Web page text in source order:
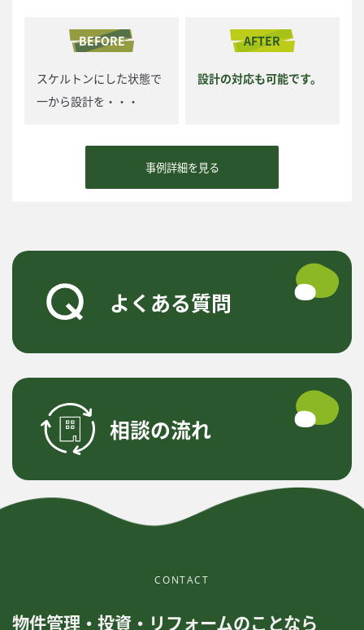
BEFORE
スケルトンにした状態で
一から設計を・・・
AFTER
設計の対応も可能です。
事例詳細を見る
よくある質問
相談の流れ
CONTACT
物件管理・投資・リフォームのことなら